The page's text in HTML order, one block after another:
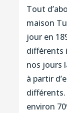
Tout
maison
jour en
différents
nos jours
à partir
environ